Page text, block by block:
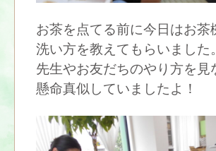
お茶を点てる前に今日はお茶
洗い方を教えてもらいました。
先生やお友だちのやり方を見
懸命真似していましたよ！